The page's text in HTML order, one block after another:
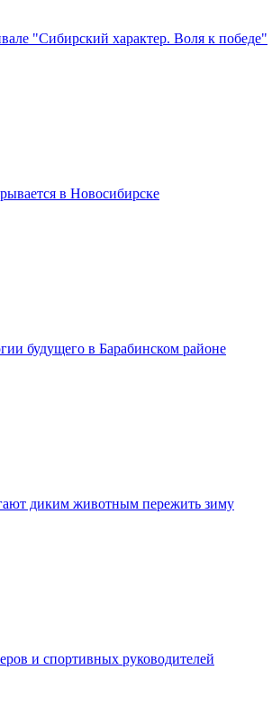
"Сибирский характер. Воля к победе"
в Новосибирске
будущего в Барабинском районе
диким животным пережить зиму
и спортивных руководителей